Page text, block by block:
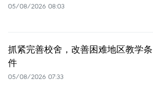
05/08/2026 08:03
抓紧完善校舍，改善困难地区教学条
件
05/08/2026 07:33